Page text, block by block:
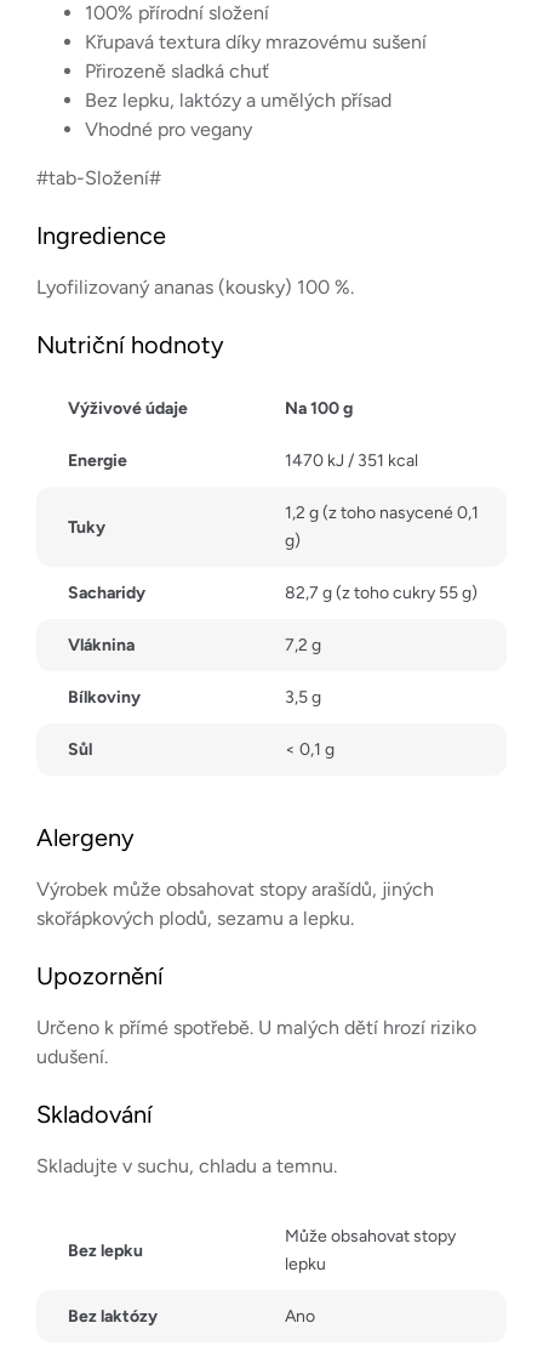
100% přírodní složení
Křupavá textura díky mrazovému sušení
Přirozeně sladká chuť
Bez lepku, laktózy a umělých přísad
Vhodné pro vegany
#tab-Složení#
Ingredience
Lyofilizovaný ananas (kousky) 100 %.
Nutriční hodnoty
Výživové údaje Na 100 g
Energie 1470 kJ / 351 kcal
Tuky
1,2 g (z toho nasycené 0,1
g)
Sacharidy 82,7 g (z toho cukry 55 g)
Vláknina 7,2 g
Bílkoviny 3,5 g
Sůl < 0,1 g
Alergeny
Výrobek může obsahovat stopy arašídů, jiných
skořápkových plodů, sezamu a lepku.
Upozornění
Určeno k přímé spotřebě. U malých dětí hrozí riziko
udušení.
Skladování
Skladujte v suchu, chladu a temnu.
Bez lepku
Může obsahovat stopy
lepku
Bez laktózy Ano